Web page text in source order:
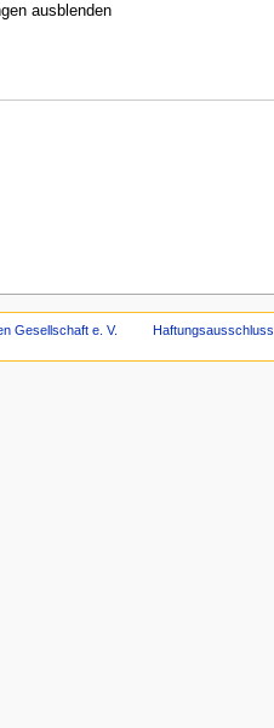
ausblenden
Gesellschaft e. V. Haftungsausschluss